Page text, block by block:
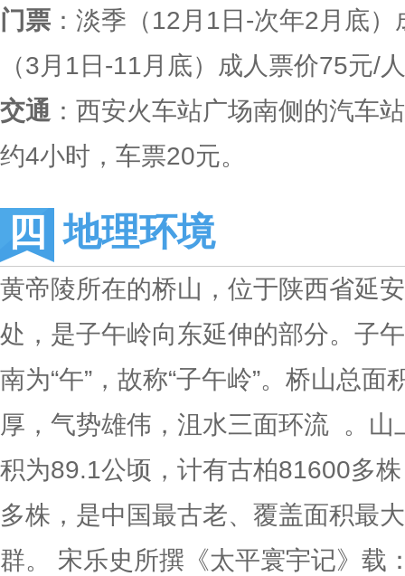
门票 ：淡季（12月1日-次年2月底
（3月1日-11月底）成人票价75元/
交通：西安火车站广场南侧的汽车
约4小时，车票20元。
地理环境
黄帝陵所在的桥山，位于陕西省延
处，是子午岭向东延伸的部分。子
南为“午”，故称“子午岭”。桥山总
厚，气势雄伟，沮水三面环流 。山
积为89.1公顷，计有古柏81600多
多株，是中国最古老、覆盖面积最
群。 宋乐史所撰《太平寰宇记》载